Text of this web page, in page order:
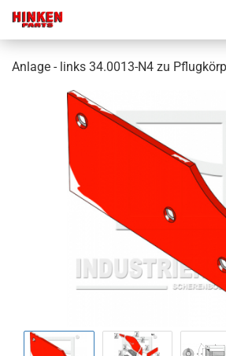
Anlage - links 34.0013-N4 zu